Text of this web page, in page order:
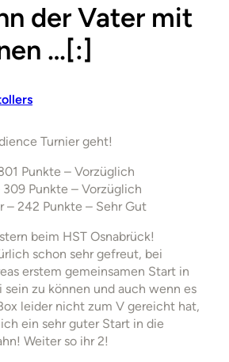
der Vater mit
…[:]
Turnier geht!
Punkte – Vorzüglich
309 Punkte – Vorzüglich
– 242 Punkte – Sehr Gut
beim HST Osnabrück!
schon sehr gefreut, bei
erstem gemeinsamen Start in
sein zu können und auch wenn es
leider nicht zum V gereicht hat,
ein sehr guter Start in die
Weiter so ihr 2!